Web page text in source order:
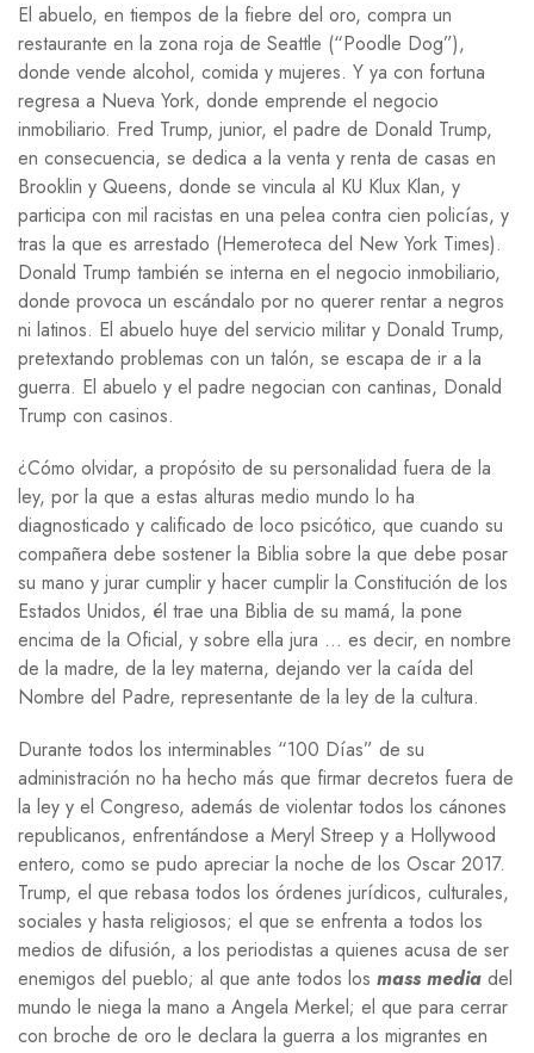
El abuelo, en tiempos de la fiebre del oro, compra un
restaurante en la zona roja de Seattle (“Poodle Dog”),
donde vende alcohol, comida y mujeres. Y ya con fortuna
regresa a Nueva York, donde emprende el negocio
inmobiliario. Fred Trump, junior, el padre de Donald Trump,
en consecuencia, se dedica a la venta y renta de casas en
Brooklin y Queens, donde se vincula al KU Klux Klan, y
participa con mil racistas en una pelea contra cien policías, y
tras la que es arrestado (Hemeroteca del New York Times).
Donald Trump también se interna en el negocio inmobiliario,
donde provoca un escándalo por no querer rentar a negros
ni latinos. El abuelo huye del servicio militar y Donald Trump,
pretextando problemas con un talón, se escapa de ir a la
guerra. El abuelo y el padre negocian con cantinas, Donald
Trump con casinos.
¿Cómo olvidar, a propósito de su personalidad fuera de la
ley, por la que a estas alturas medio mundo lo ha
diagnosticado y calificado de loco psicótico, que cuando su
compañera debe sostener la Biblia sobre la que debe posar
su mano y jurar cumplir y hacer cumplir la Constitución de los
Estados Unidos, él trae una Biblia de su mamá, la pone
encima de la Oficial, y sobre ella jura … es decir, en nombre
de la madre, de la ley materna, dejando ver la caída del
Nombre del Padre, representante de la ley de la cultura.
Durante todos los interminables “100 Días” de su
administración no ha hecho más que firmar decretos fuera de
la ley y el Congreso, además de violentar todos los cánones
republicanos, enfrentándose a Meryl Streep y a Hollywood
entero, como se pudo apreciar la noche de los Oscar 2017.
Trump, el que rebasa todos los órdenes jurídicos, culturales,
sociales y hasta religiosos; el que se enfrenta a todos los
medios de difusión, a los periodistas a quienes acusa de ser
enemigos del pueblo; al que ante todos los mass media del
mundo le niega la mano a Angela Merkel; el que para cerrar
con broche de oro le declara la guerra a los migrantes en